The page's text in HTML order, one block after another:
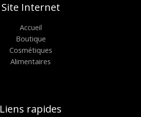
Site Internet
Accueil
Boutique
Cosmétiques
Alimentaires
Liens rapides